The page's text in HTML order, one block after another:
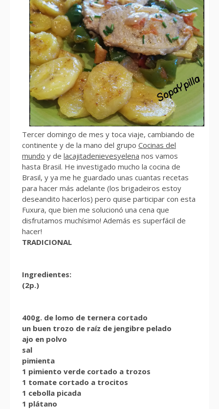
Tercer domingo de mes y toca viaje, cambiando de
continente y de la mano del grupo Cocinas del
mundo y de lacajitadenievesyelena nos vamos
hasta Brasil. He investigado mucho la cocina de
Brasil, y ya me he guardado unas cuantas recetas
para hacer más adelante (los brigadeiros estoy
deseandito hacerlos) pero quise participar con esta
Fuxura, que bien me solucionó una cena que
disfrutamos muchísimo! Además es superfácil de
hacer!
TRADICIONAL
Ingredientes:
(2p.)
400g. de lomo de ternera cortado
un buen trozo de raíz de jengibre pelado
ajo en polvo
sal
pimienta
1 pimiento verde cortado a trozos
1 tomate cortado a trocitos
1 cebolla picada
1 plátano